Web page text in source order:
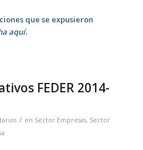
que se expusieron
aquí.
FEDER 2014-
/ en Sector Empresas, Sector